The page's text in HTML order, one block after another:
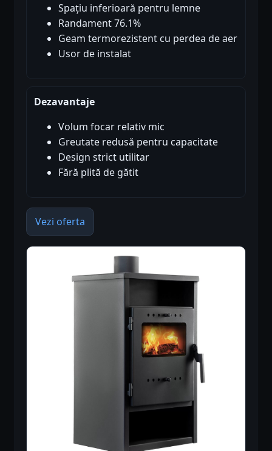
Spațiu inferioară pentru lemne
Randament 76.1%
Geam termorezistent cu perdea de aer
Usor de instalat
Dezavantaje
Volum focar relativ mic
Greutate redusă pentru capacitate
Design strict utilitar
Fără plită de gătit
Vezi oferta